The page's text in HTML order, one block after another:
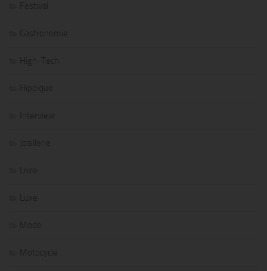
Festival
Gastronomie
High-Tech
Hippique
Interview
Joaillerie
Livre
Luxe
Mode
Motocycle